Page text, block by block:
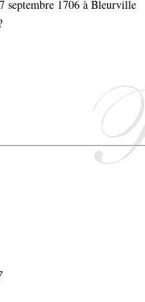
septembre 1706 à Bleurville